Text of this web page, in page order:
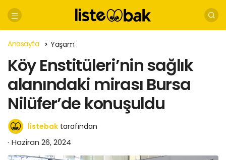
Anasayfa Yaşam
Köy Enstitüleri’nin sağlık
alanındaki mirası Bursa
Nilüfer’de konuşuldu
listebak tarafından
Haziran 26, 2024